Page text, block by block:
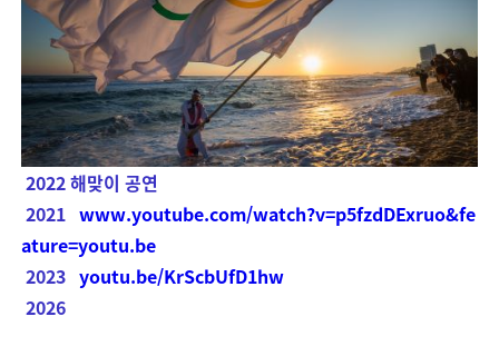
2022 해맞이 공연
2021 www.youtube.com/watch?v=p5fzdDExruo&fe
ature=youtu.be
2023 youtu.be/KrScbUfD1hw
2026